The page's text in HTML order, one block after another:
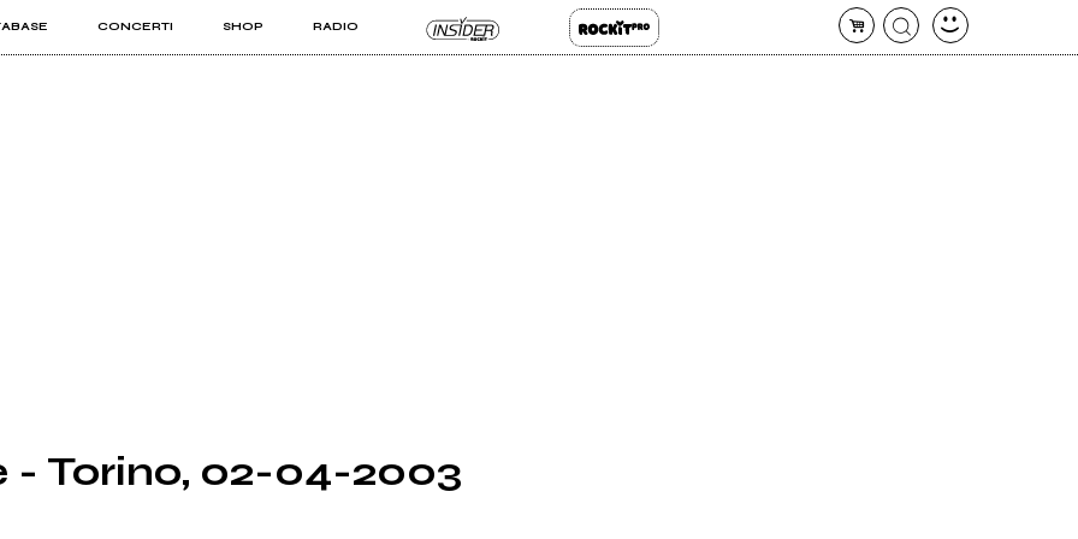
CONCERTI SHOP RADIO
PRO
- Torino, 02-04-2003